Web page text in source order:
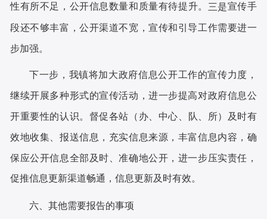
性有所不足，公开信息数量和质量有待提升。 三是宣传手
段还不够丰富，公开渠道不宽，宣传和引导工作需要进一
步加强。
下一步 ， 我镇将加大政府信息公开工作的宣传力度，
继续开展多种形式的宣传活动，进一步提高对政府信息公
开重要性的认识。 督促各站 （ 办 中心、队、所） 及时有
效地收集、报送信息，充实信息来源，丰富信息内容，确
保应公开信息全部及时、准确地公开，进一步压实责任，
促推信息更新渠道畅通，信息更新及时有效。
六、其他需要报告的事项